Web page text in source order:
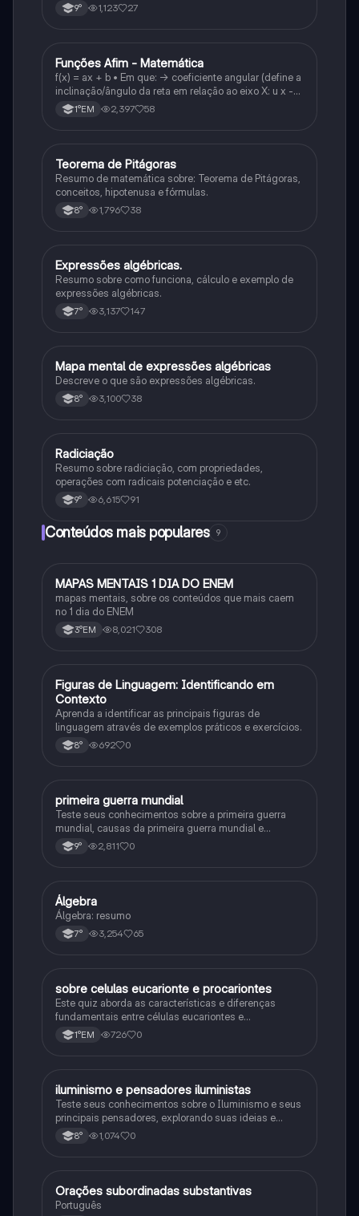
9° 1,123 27
Matematica
Funções Afim - Matemática
f(x) = ax + b • Em que: -> coeficiente angular (define a
inclinação/ângulo da reta em relação ao eixo X: u x -
variável: a b → coeficiente linear (valor que corta o
eixo y).
1°EM 2,397 58
Matematica
Teorema de Pitágoras
Resumo de matemática sobre: Teorema de Pitágoras,
conceitos, hipotenusa e fórmulas.
8° 1,796 38
Matematica
Expressões algébricas.
Resumo sobre como funciona, cálculo e exemplo de
expressões algébricas.
7° 3,137 147
Matematica
Mapa mental de expressões algébricas
Descreve o que são expressões algébricas.
8° 3,100 38
Matematica
Radiciação
Resumo sobre radiciação, com propriedades,
operações com radicais potenciação e etc.
9° 6,615 91
Conteúdos mais populares 9
Português
MAPAS MENTAIS 1 DIA DO ENEM
mapas mentais, sobre os conteúdos que mais caem
no 1 dia do ENEM
3°EM 8,021 308
FPortuguês
Figuras de Linguagem: Identificando em
Contexto
Aprenda a identificar as principais figuras de
linguagem através de exemplos práticos e exercícios.
8° 692 0
História
primeira guerra mundial
Teste seus conhecimentos sobre a primeira guerra
mundial, causas da primeira guerra mundial e
consequências da Primeira Guerra Mundial, fases da
primeira guerra mundial
9° 2,811 0
Matematica
Álgebra
Álgebra: resumo
7° 3,254 65
Biologia
sobre celulas eucarionte e procariontes
Este quiz aborda as características e diferenças
fundamentais entre células eucariontes e
procariontes.
1°EM 726 0
História
iluminismo e pensadores iluministas
Teste seus conhecimentos sobre o Iluminismo e seus
principais pensadores, explorando suas ideias e
impacto histórico.
8° 1,074 0
Português
Orações subordinadas substantivas
Português